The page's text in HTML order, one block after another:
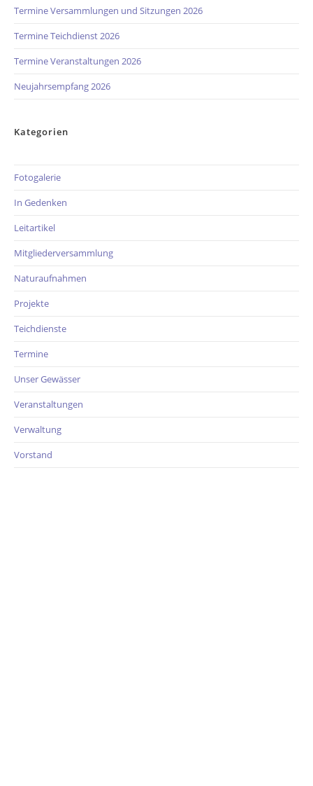
Termine Versammlungen und Sitzungen 2026
Termine Teichdienst 2026
Termine Veranstaltungen 2026
Neujahrsempfang 2026
Kategorien
Fotogalerie
In Gedenken
Leitartikel
Mitgliederversammlung
Naturaufnahmen
Projekte
Teichdienste
Termine
Unser Gewässer
Veranstaltungen
Verwaltung
Vorstand